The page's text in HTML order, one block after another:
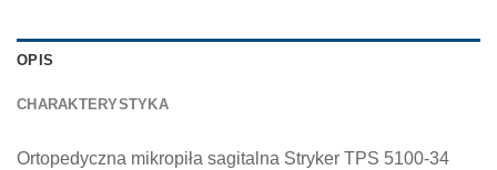
OPIS
CHARAKTERYSTYKA
Ortopedyczna mikropiła sagitalna Stryker TPS 5100-34